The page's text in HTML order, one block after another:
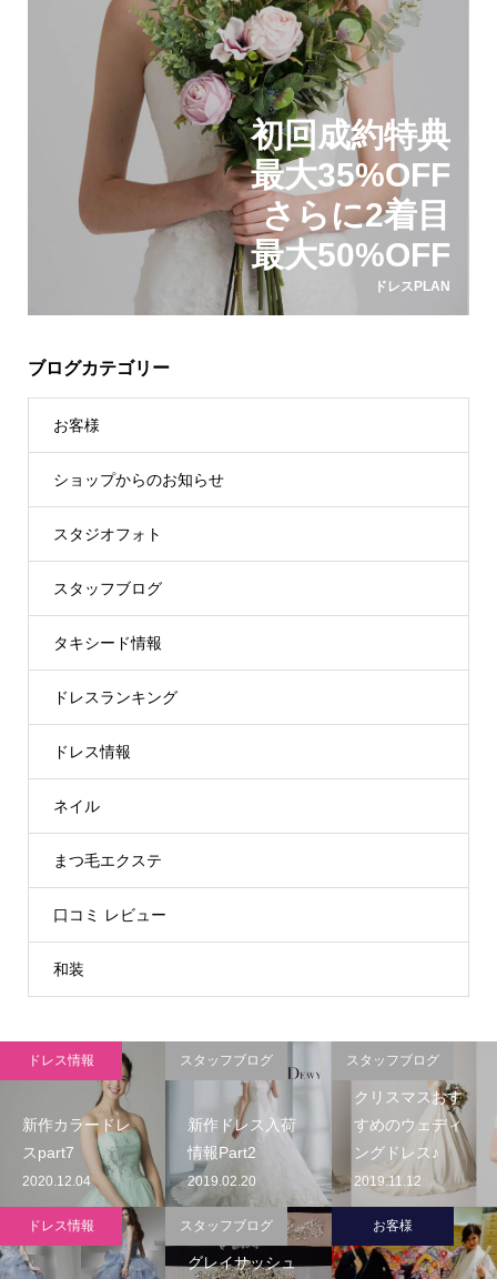
初回成約特典
最大35%OFF
さらに2着目
最大50%OFF
ドレスPLAN
ブログカテゴリー
お客様
ショップからのお知らせ
スタジオフォト
スタッフブログ
タキシード情報
ドレスランキング
ドレス情報
ネイル
まつ毛エクステ
口コミ レビュー
和装
新作カラードレ
スpart7
2020.12.04
ドレス情報
新作ドレス入荷
情報Part2
2019.02.20
スタッフブログ
クリスマスおす
すめのウェディ
ングドレス♪
2019.11.12
スタッフブログ
ドレス情報
グレイサッシュ
スタッフブログ お客様